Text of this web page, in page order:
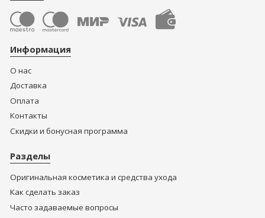
Информация
О нас
Доставка
Оплата
Контакты
Скидки и бонусная программа
Разделы
Оригинальная косметика и средства ухода
Как сделать заказ
Часто задаваемые вопросы